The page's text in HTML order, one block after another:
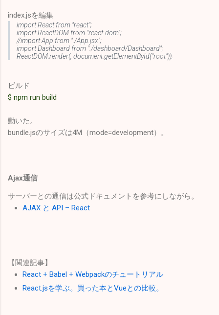
index.jsを編集
import React from "react";
import ReactDOM from "react-dom";
//import App from "./App.jsx";
import Dashboard from "./dashboard/Dashboard";
ReactDOM.render(, document.getElementById("root"));
ビルド
$ npm run build
動いた。
bundle.jsのサイズは4M（mode=development）。
Ajax通信
サーバーとの通信は公式ドキュメントを参考にしながら。
AJAX と API – React
【関連記事】
React + Babel + Webpackのチュートリアル
React.jsを学ぶ。買った本とVueとの比較。